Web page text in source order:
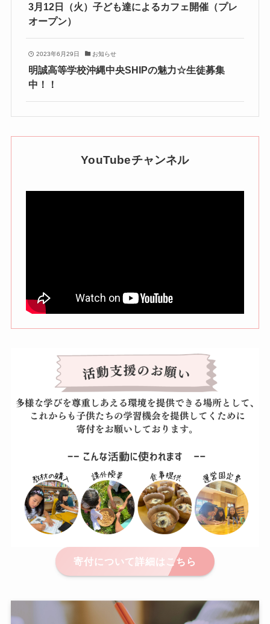
3月12日（火）子ども達によるカフェ開催（プレ
オープン）
2023年6月29日 お知らせ
明誠高等学校沖縄中央SHIPの魅力☆生徒募集
中！！
YouTubeチャンネル
寄付について詳細はこちら